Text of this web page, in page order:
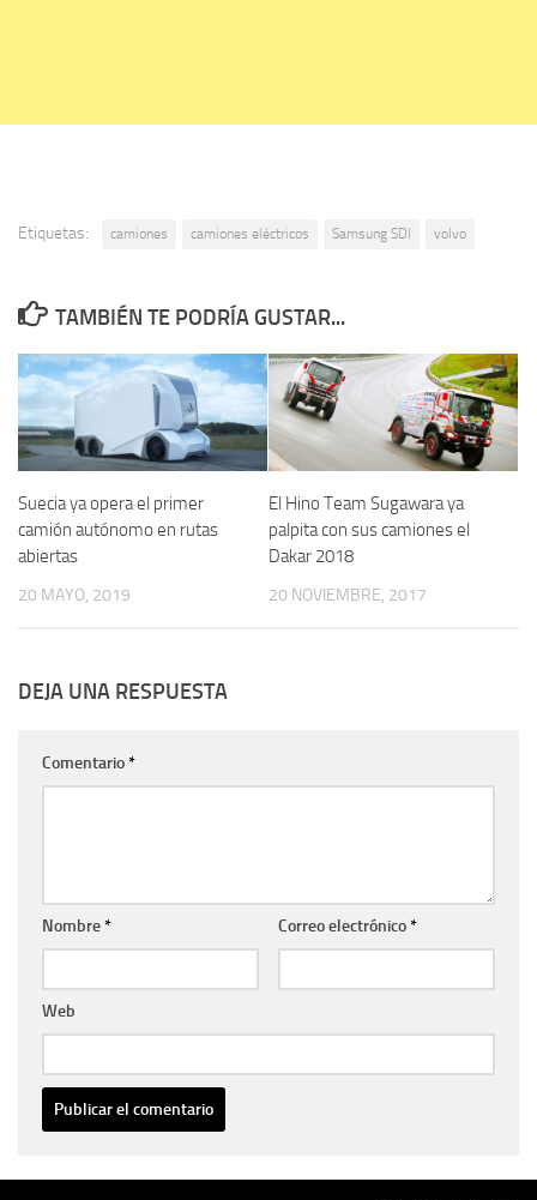
Etiquetas: camiones camiones eléctricos Samsung SDI volvo
TAMBIÉN TE PODRÍA GUSTAR...
Suecia ya opera el primer
camión autónomo en rutas
abiertas
20 MAYO, 2019
El Hino Team Sugawara ya
palpita con sus camiones el
Dakar 2018
20 NOVIEMBRE, 2017
DEJA UNA RESPUESTA
Comentario*
Nombre* Correo electrónico*
Web